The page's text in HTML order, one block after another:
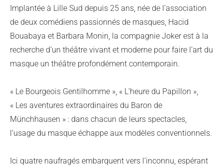
Implantée à Lille Sud depuis 25 ans, née de l’association
de deux comédiens passionnés de masques, Hacid
Bouabaya et Barbara Monin, la compagnie Joker est à la
recherche d’un théâtre vivant et moderne pour faire l’art du
masque un théâtre profondément contemporain.
« Le Bourgeois Gentilhomme », « L’heure du Papillon »,
« Les aventures extraordinaires du Baron de
Münchhausen » : dans chacun de leurs spectacles,
l’usage du masque échappe aux modèles conventionnels.
Ici quatre naufragés embarquent vers l’inconnu, espérant